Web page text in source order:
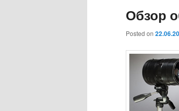
Обзор
Posted on